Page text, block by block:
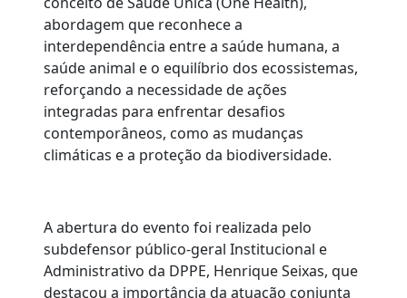
abordagem que reconhece a
interdependência entre a saúde humana, a
saúde animal e o equilíbrio dos ecossistemas,
reforçando a necessidade de ações
integradas para enfrentar desafios
contemporâneos, como as mudanças
climáticas e a proteção da biodiversidade.
A abertura do evento foi realizada pelo
subdefensor público-geral Institucional e
Administrativo da DPPE, Henrique Seixas, que
destacou a importância da atuação conjunta